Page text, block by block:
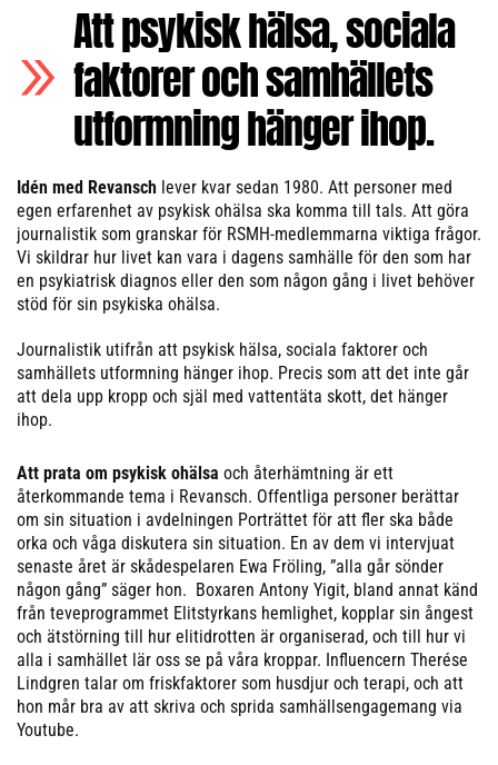
Att psykisk hälsa, sociala
faktorer och samhällets
utformning hänger ihop.
Idén med Revansch lever kvar sedan 1980. Att personer med
egen erfarenhet av psykisk ohälsa ska komma till tals. Att göra
journalistik som granskar för RSMH-medlemmarna viktiga frågor.
Vi skildrar hur livet kan vara i dagens samhälle för den som har
en psykiatrisk diagnos eller den som någon gång i livet behöver
stöd för sin psykiska ohälsa.
Journalistik utifrån att psykisk hälsa, sociala faktorer och
samhällets utformning hänger ihop. Precis som att det inte går
att dela upp kropp och själ med vattentäta skott, det hänger
ihop.
Att prata om psykisk ohälsa och återhämtning är ett
återkommande tema i Revansch. Offentliga personer berättar
om sin situation i avdelningen Porträttet för att fler ska både
orka och våga diskutera sin situation. En av dem vi intervjuat
senaste året är skådespelaren Ewa Fröling, ”alla går sönder
någon gång” säger hon. Boxaren Antony Yigit, bland annat känd
från teveprogrammet Elitstyrkans hemlighet, kopplar sin ångest
och ätstörning till hur elitidrotten är organiserad, och till hur vi
alla i samhället lär oss se på våra kroppar. Influencern Therése
Lindgren talar om friskfaktorer som husdjur och terapi, och att
hon mår bra av att skriva och sprida samhällsengagemang via
Youtube.